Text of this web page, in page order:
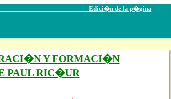
Edici�n de la p�gina
Y FORMACI�N
PAUL RIC�UR